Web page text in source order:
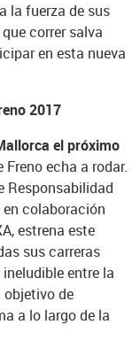
la fuerza de sus
correr salva
en esta nueva
2017
el próximo
Freno echa a rodar.
Responsabilidad
colaboración
estrena este
sus carreras
entre la
objetivo de
a lo largo de la